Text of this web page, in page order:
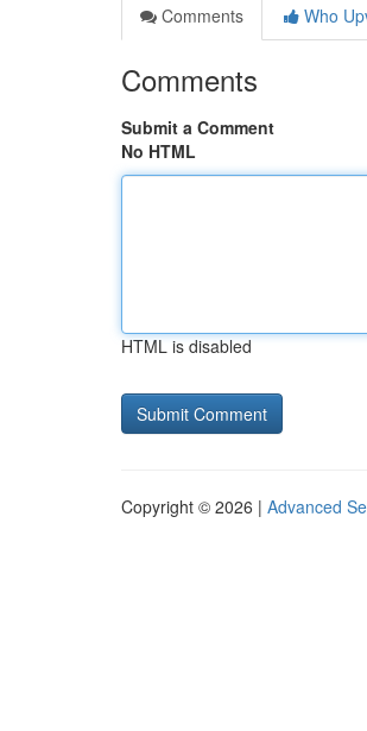
Comments
Who
Comments
Submit a Comment
No HTML
HTML is disabled
Copyright © 2026 | Advanced